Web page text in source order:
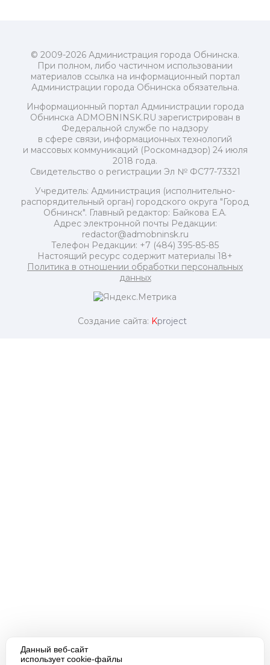
© 2009-2026 Администрация города Обнинска.
При полном, либо частичном использовании
материалов ссылка на информационный портал
Администрации города Обнинска обязательна.
Информационный портал Администрации города
Обнинска ADMOBNINSK.RU зарегистрирован в
Федеральной службе по надзору
в сфере связи, информационных технологий
и массовых коммуникаций (Роскомнадзор) 24 июля
2018 года.
Свидетельство о регистрации Эл № ФС77-73321
Учредитель: Администрация (исполнительно-
распорядительный орган) городского округа "Город
Обнинск". Главный редактор: Байкова Е.А.
Адрес электронной почты Редакции:
redactor@admobninsk.ru
Телефон Редакции: +7 (484) 395-85-85
Настоящий ресурс содержит материалы 18+
Политика в отношении обработки персональных
данных
Создание сайта: Kproject
Данный веб-сайт
использует cookie-файлы